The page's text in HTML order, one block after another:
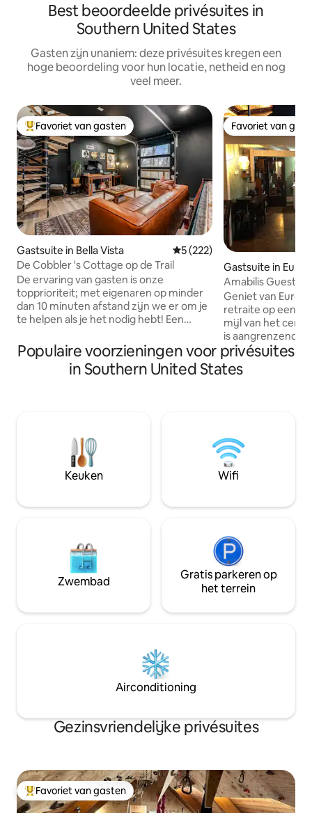
Best beoordeelde privésuites in
Southern United States
Gasten zijn unaniem: deze privésuites kregen een
hoge beoordeling voor hun locatie, netheid en nog
veel meer.
Topfavoriet van gasten
Favoriet van gasten
Gastsuite in Bella Vista Gemiddelde beoordeling
5 (222)
De Cobbler 's Cottage op de Trail
De ervaring van gasten is onze
topprioriteit; met eigenaren op minder
dan 10 minuten afstand zijn we er om je
te helpen als je het nodig hebt! Een
complete badkamer, goed gevulde
keuken, woonkamer, slaapkamer met
queensize bed, buitenterras,
en is een privé, rustige plek om je terug
te trekken na het bewandelen van de
paden of het verkennen van
NWArkansas. Het centrum van
Geen katten. Geen uitzonderingen.
Favoriet van
Favoriet van
Gastsuite in
Amabilis Guest
House/
Geniet van
retraite op een
mijl van het
is aangrenzend
van, het verblijf
heeft een eigen
op 12 prachtig
je reserveert! Huisdierentoeslag – $ 20
per huisdier per
huisdieren. Laat
plan bent om een
kan aanpassen.
Populaire voorzieningen voor privésuites
in Southern United States
Keuken Wifi
Zwembad
Gratis parkeren op
het terrein
Airconditioning
Gezinsvriendelijke privésuites
Topfavoriet van gasten
Favoriet van gasten